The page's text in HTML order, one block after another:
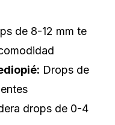
de 8-12 mm te
Drops de
drops de 0-4